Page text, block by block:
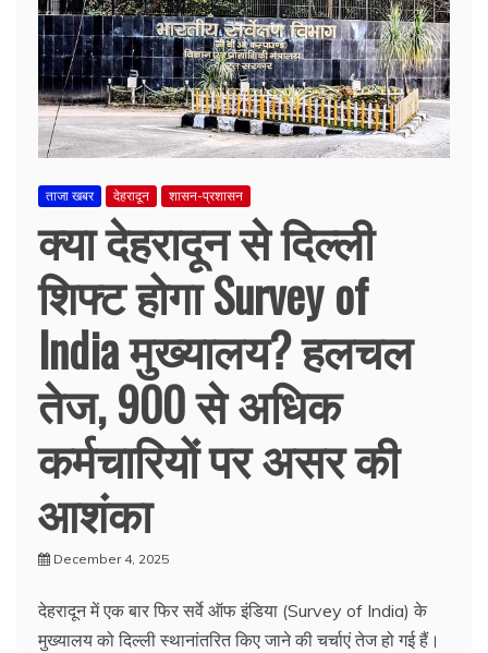
ताजा खबर देहरादून शासन-प्रशासन
क्या देहरादून से दिल्ली
शिफ्ट होगा Survey of
India मुख्यालय? हलचल
तेज, 900 से अधिक
कर्मचारियों पर असर की
आशंका
December 4, 2025
देहरादून में एक बार फिर सर्वे ऑफ इंडिया (Survey of India) के
मुख्यालय को दिल्ली स्थानांतरित किए जाने की चर्चाएं तेज हो गई हैं।